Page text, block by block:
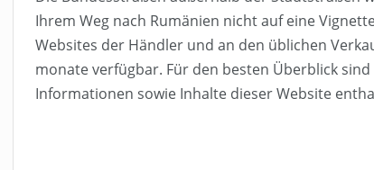
Ihrem Weg nach Rumänien nicht auf eine
Websites der Händler und an den üblichen
monate verfügbar. Für den besten Überblick
Informationen sowie Inhalte dieser Website